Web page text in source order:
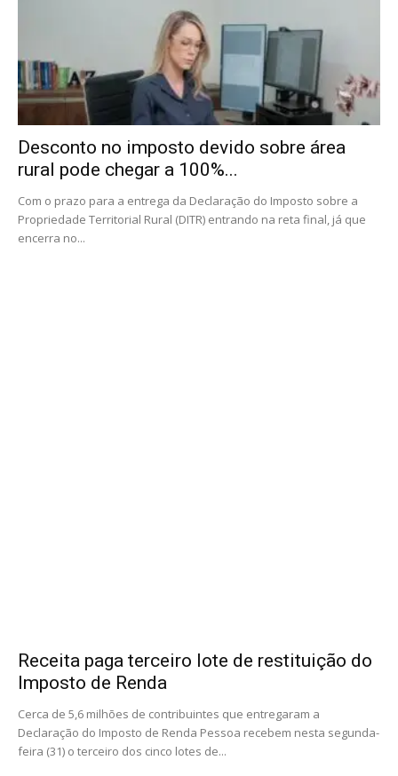
Desconto no imposto devido sobre área
rural pode chegar a 100%...
Com o prazo para a entrega da Declaração do Imposto sobre a
Propriedade Territorial Rural (DITR) entrando na reta final, já que
encerra no...
Receita paga terceiro lote de restituição do
Imposto de Renda
Cerca de 5,6 milhões de contribuintes que entregaram a
Declaração do Imposto de Renda Pessoa recebem nesta segunda-
feira (31) o terceiro dos cinco lotes de...